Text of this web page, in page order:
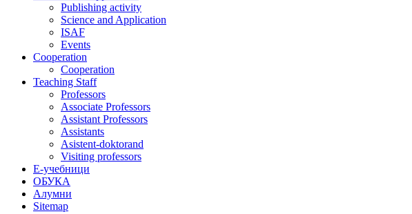
Publishing activity
Science and Application
ISAF
Events
Cooperation
Cooperation
Teaching Staff
Professors
Associate Professors
Assistant Professors
Assistants
Asistent-doktorand
Visiting professors
Е-учебници
ОБУКА
Алумни
Sitemap